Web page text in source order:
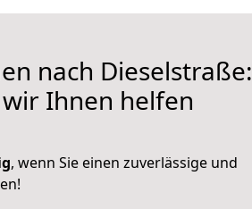
nach Dieselstraße:
Ihnen helfen
, wenn Sie einen zuverlässige und